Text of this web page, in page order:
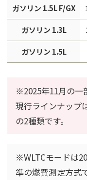
ガソリン 1.5L F/GX
ガソリン 1.3L
ガソリン 1.5L
※2025年11月の一
現行ラインナップ
の2種類です。
※WLTCモードは
準の燃費測定方式